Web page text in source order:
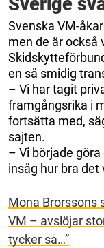
Svenska VM-
men de är också
en så smidig
– Vi har tagit
framgångsrika i
fortsätta med,
sajten.
– Vi började
insåg hur bra det
Mona Brorssons
VM – avslöjar
tycker så…”